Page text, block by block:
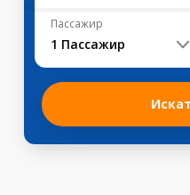
Пассажир
1 Пассажир